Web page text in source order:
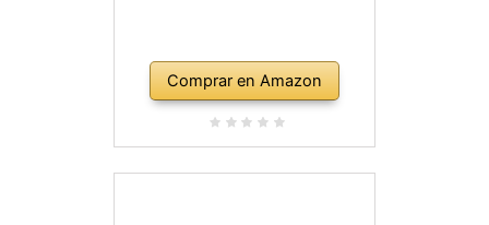
Comprar en Amazon